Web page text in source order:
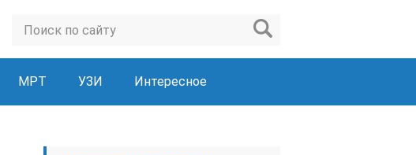
МРТ УЗИ Интересное